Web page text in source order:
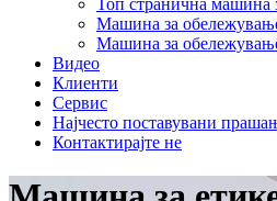
Топ странична машина
Машина за
Машина за
Видео
Клиенти
Сервис
Најчесто поставувани
Контактирајте не